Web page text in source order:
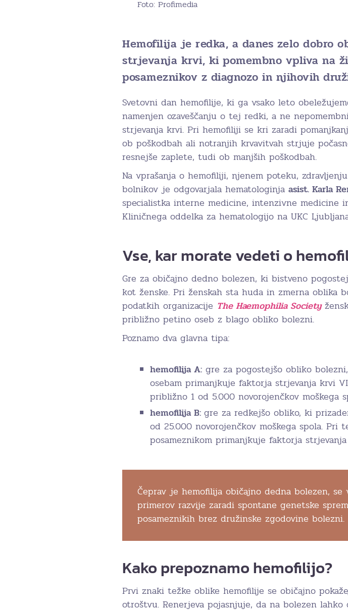
Foto: Profimedia
Hemofilija je redka, a danes zelo dobro
strjevanja krvi, ki pomembno vpliva na
posameznikov z diagnozo in njihovih
Svetovni dan hemofilije, ki ga vsako leto
namenjen ozaveščanju o tej redki, a ne
strjevanja krvi. Pri hemofiliji se kri zaradi
ob poškodbah ali notranjih krvavitvah strjuje
resnejše zaplete, tudi ob manjših poškodbah.
Na vprašanja o hemofiliji, njenem poteku,
bolnikov je odgovarjala hematologinja asist. Karla
specialistka interne medicine, intenzivne medicine
Kliničnega oddelka za hematologijo na UKC
Vse, kar morate vedeti o
Gre za običajno dedno bolezen, ki bistveno
kot ženske. Pri ženskah sta huda in zmerna oblika
podatkih organizacije The Haemophilia Society
približno petino oseb z blago obliko bolezni.
Poznamo dva glavna tipa:
hemofilija A: gre za pogostejšo obliko
osebam primanjkuje faktorja strjevanja krvi
približno 1 od 5.000 novorojenčkov moškega
hemofilija B: gre za redkejšo obliko, ki
od 25.000 novorojenčkov moškega spola. Pri
posameznikom primanjkuje faktorja
Čeprav je hemofilija običajno dedna bolezen, se
primerov razvije zaradi spontane genetske
posameznikih brez družinske zgodovine bolezni.
Kako prepoznamo hemofilijo?
Prvi znaki težke oblike hemofilije se običajno
otroštvu. Renerjeva pojasnjuje, da na bolezen lahko